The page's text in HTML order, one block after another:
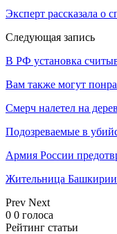
Эксперт рассказала о
Следующая запись
В РФ установка
Вам также могут
Смерч налетел на
Подозреваемые в
Армия России
Жительница Башкирии
Prev Next
0 0 голоса
Рейтинг статьи